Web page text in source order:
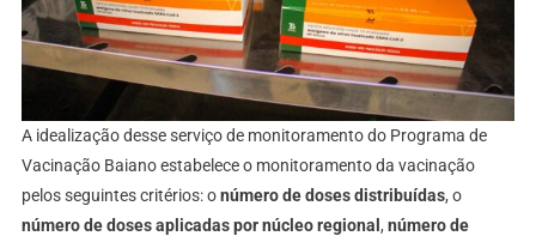
A idealização desse serviço de monitoramento do Programa de
Vacinação Baiano estabelece o monitoramento da vacinação
pelos seguintes critérios: onúmero de doses distribuídas, o
número de doses aplicadas por núcleo regional, número de